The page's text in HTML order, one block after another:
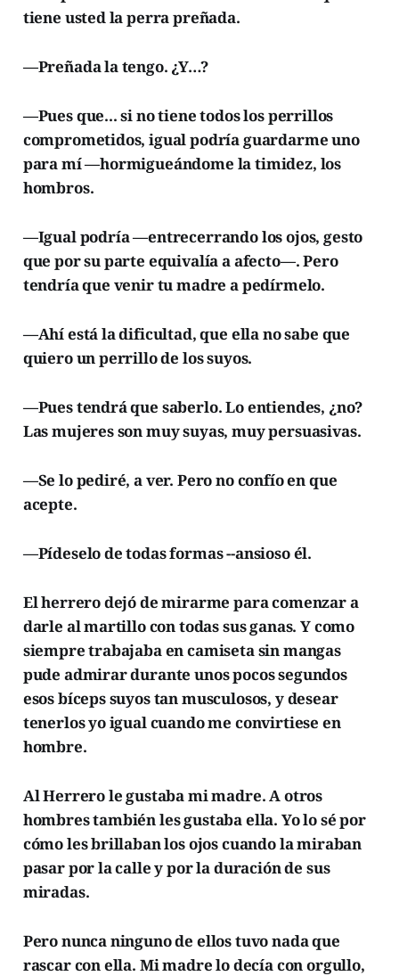
tiene usted la perra preñada.
—Preñada la tengo. ¿Y…?
—Pues que... si no tiene todos los perrillos
comprometidos, igual podría guardarme uno
para mí —hormigueándome la timidez, los
hombros.
—Igual podría —entrecerrando los ojos, gesto
que por su parte equivalía a afecto—. Pero
tendría que venir tu madre a pedírmelo.
—Ahí está la dificultad, que ella no sabe que
quiero un perrillo de los suyos.
—Pues tendrá que saberlo. Lo entiendes, ¿no?
Las mujeres son muy suyas, muy persuasivas.
—Se lo pediré, a ver. Pero no confío en que
acepte.
—Pídeselo de todas formas --ansioso él.
El herrero dejó de mirarme para comenzar a
darle al martillo con todas sus ganas. Y como
siempre trabajaba en camiseta sin mangas
pude admirar durante unos pocos segundos
esos bíceps suyos tan musculosos, y desear
tenerlos yo igual cuando me convirtiese en
hombre.
Al Herrero le gustaba mi madre. A otros
hombres también les gustaba ella. Yo lo sé por
cómo les brillaban los ojos cuando la miraban
pasar por la calle y por la duración de sus
miradas.
Pero nunca ninguno de ellos tuvo nada que
rascar con ella. Mi madre lo decía con orgullo,